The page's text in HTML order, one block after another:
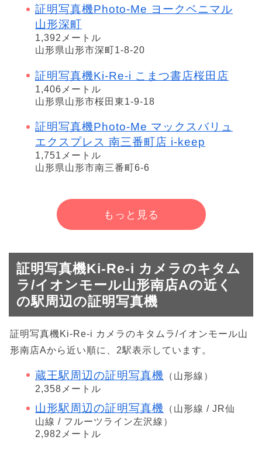
証明写真機Photo-Me ヨークベニマル
山形深町
1,392メートル
山形県山形市深町1-8-20
証明写真機Ki-Re-i こまつ書店桜田店
1,406メートル
山形県山形市桜田東1-9-18
証明写真機Photo-Me マックスバリュ
エクスプレス 南三番町店 i-keep
1,751メートル
山形県山形市南三番町6-6
もっと見る
証明写真機Ki-Re-i カメラのキタム
ラ/イオンモール山形南店Aの近く
の駅周辺の証明写真機
証明写真機Ki-Re-i カメラのキタムラ/イオンモール山
形南店Aから近い順に、2駅表示しています。
蔵王駅周辺の証明写真機
（山形線）
2,358メートル
山形駅周辺の証明写真機
（山形線 / JR仙
山線 / フルーツライン左沢線）
2,982メートル